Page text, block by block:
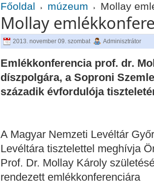
Főoldal múzeum Mollay
Mollay
2013. november 09. szombat Adminisztrátor
Emlékkonferencia prof. dr.
díszpolgára, a Soproni
századik évfordulója
A Magyar Nemzeti Levéltár
Levéltára tisztelettel meghívja
Prof. Dr. Mollay Károly
rendezett emlékkonferenciára